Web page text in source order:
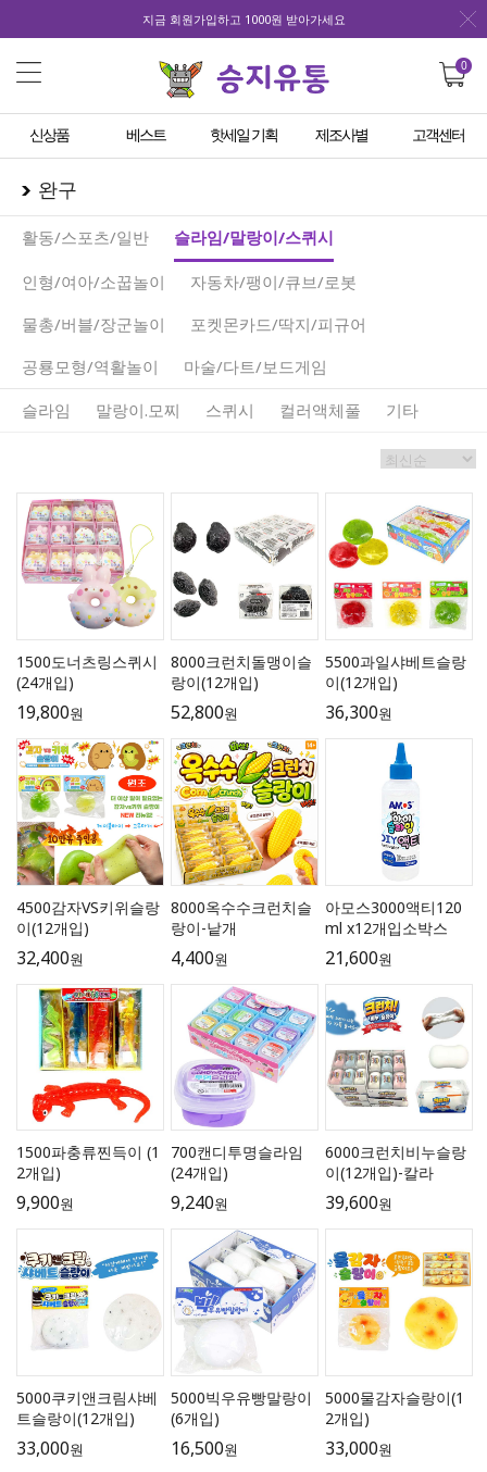
지금 회원가입하고 1000원 받아가세요
0
신상품 베스트 핫세일 기획 제조사별 고객센터
완구
활동/스포츠/일반 슬라임/말랑이/스퀴시
인형/여아/소꿉놀이
자동차/팽이/큐브/로봇
물총/버블/장군놀이
포켓몬카드/딱지/피규어
공룡모형/역활놀이
마술/다트/보드게임
슬라임
말랑이.모찌 스퀴시 컬러액체풀 기타
1500도너츠링스퀴시
(24개입)
19,800원
8000크런치돌맹이슬
랑이(12개입)
52,800원
5500과일샤베트슬랑
이(12개입)
36,300원
4500감자VS키위슬랑
이(12개입)
32,400원
8000옥수수크런치슬
랑이-낱개
4,400원
아모스3000액티120
ml x12개입소박스
21,600원
1500파충류찐득이 (1
2개입)
9,900원
700캔디투명슬라임
(24개입)
9,240원
6000크런치비누슬랑
이(12개입)-칼라
39,600원
5000쿠키앤크림샤베
트슬랑이(12개입)
33,000원
5000빅우유빵말랑이
(6개입)
16,500원
5000물감자슬랑이(1
2개입)
33,000원